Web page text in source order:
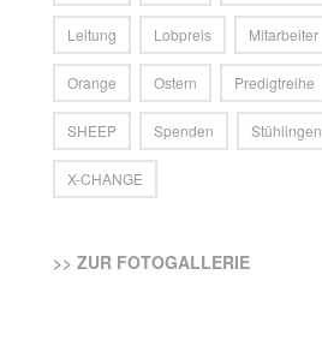
Leitung Lobpreis Mitarbeiter
Orange Ostern Predigtreihe
SHEEP Spenden Stühlingen
X-CHANGE
>> ZUR FOTOGALLERIE